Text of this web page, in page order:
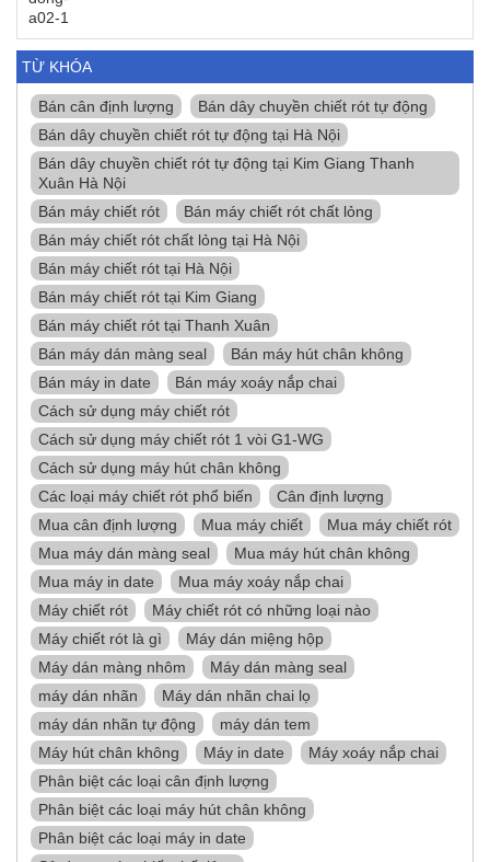
TỪ KHÓA
Bán cân định lượng
Bán dây chuyền chiết rót tự động
Bán dây chuyền chiết rót tự động tại Hà Nội
Bán dây chuyền chiết rót tự động tại Kim Giang Thanh
Xuân Hà Nội
Bán máy chiết rót
Bán máy chiết rót chất lỏng
Bán máy chiết rót chất lỏng tại Hà Nội
Bán máy chiết rót tại Hà Nội
Bán máy chiết rót tại Kim Giang
Bán máy chiết rót tại Thanh Xuân
Bán máy dán màng seal
Bán máy hút chân không
Bán máy in date
Bán máy xoáy nắp chai
Cách sử dụng máy chiết rót
Cách sử dụng máy chiết rót 1 vòi G1-WG
Cách sử dụng máy hút chân không
Các loại máy chiết rót phổ biến
Cân định lượng
Mua cân định lượng
Mua máy chiết
Mua máy chiết rót
Mua máy dán màng seal
Mua máy hút chân không
Mua máy in date
Mua máy xoáy nắp chai
Máy chiết rót
Máy chiết rót có những loại nào
Máy chiết rót là gì
Máy dán miệng hộp
Máy dán màng nhôm
Máy dán màng seal
máy dán nhãn
Máy dán nhãn chai lọ
máy dán nhãn tự động
máy dán tem
Máy hút chân không
Máy in date
Máy xoáy nắp chai
Phân biệt các loại cân định lượng
Phân biệt các loại máy hút chân không
Phân biệt các loại máy in date